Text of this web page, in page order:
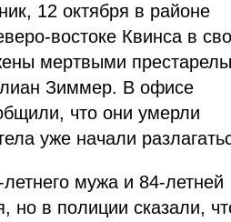
12 октября в районе
востоке Квинса в
мертвыми
Зиммер. В офисе
что они умерли
уже начали
мужа и 84-летней
но в полиции сказали,